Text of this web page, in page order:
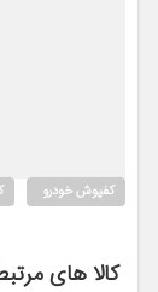
کفپوش خودرو
کالا های